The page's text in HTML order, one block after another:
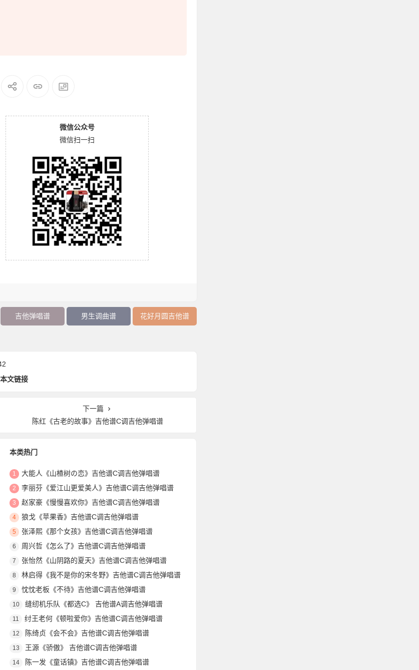
微信公众号
微信扫一扫
吉他弹唱谱 男生调曲谱 花好月圆吉他谱
文链接
下一篇
陈红《古老的故事》吉他谱C调吉他弹唱谱
本类热门
1 大能人《山楂树の恋》吉他谱C调吉他弹唱谱
2 李丽芬《爱江山更爱美人》吉他谱C调吉他弹唱谱
3 赵家豪《慢慢喜欢你》吉他谱C调吉他弹唱谱
4 狼戈《苹果香》吉他谱C调吉他弹唱谱
5 张泽熙《那个女孩》吉他谱C调吉他弹唱谱
6 周兴哲《怎么了》吉他谱C调吉他弹唱谱
7 张怡然《山阴路的夏天》吉他谱C调吉他弹唱谱
8 林启得《我不是你的宋冬野》吉他谱C调吉他弹唱谱
9 忱忱老板《不待》吉他谱C调吉他弹唱谱
10 缝纫机乐队《都选C》 吉他谱A调吉他弹唱谱
11 纣王老何《顿啦爱你》吉他谱C调吉他弹唱谱
12 陈绮贞《会不会》吉他谱C调吉他弹唱谱
13 王源《骄傲》 吉他谱C调吉他弹唱谱
14 陈一发《童话镇》吉他谱C调吉他弹唱谱